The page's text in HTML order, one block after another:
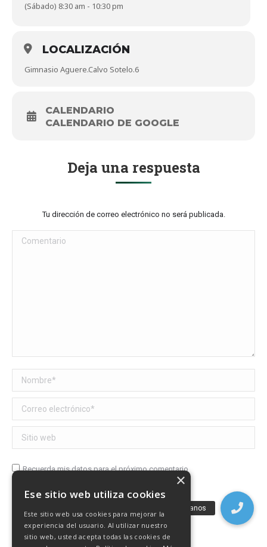
(Sábado) 8:30 am - 10:30 pm
LOCALIZACIÓN
Gimnasio Aguere.Calvo Sotelo.6
CALENDARIO
CALENDARIO DE GOOGLE
Deja una respuesta
Tu dirección de correo electrónico no será publicada.
Comentario
Nombre *
Correo electrónico *
Sitio web
Recuerda mis datos para el próximo comentario
Publicar comentario
Ese sitio web utiliza cookies
Este sitio web usa cookies para mejorar la
experiencia del usuario. Al utilizar nuestro
sitio web, usted acepta todas las cookies de
×